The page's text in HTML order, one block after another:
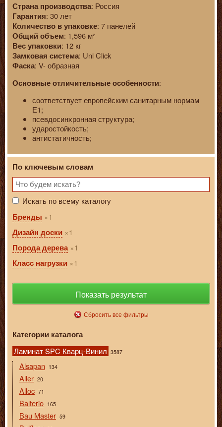
Страна производства: Россия
Гарантия: 30 лет
Количество в упаковке: 7 панелей
Общий объем: 1,596 м²
Вес упаковки: 12 кг
Замковая система: Uni Click
Фаска: V- образная
Основные отличительные особенности:
соответствует европейским санитарным нормам
Е1;
псевдосинхронная структура;
ударостойкость;
антистатичность;
По ключевым словам
Искать по всему каталогу
Бренды
1
Дизайн доски
1
Порода дерева
1
Класс нагрузки
1
Показать результат
Сбросить все фильтры
Категории каталога
Ламинат SPC Кварц-Винил 3587
Alsapan 134
Aller 20
Alloc 71
Balterio 165
Bau Master 59